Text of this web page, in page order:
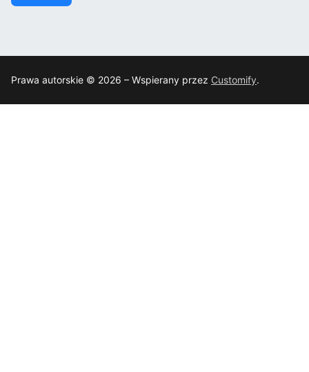
Prawa autorskie © 2026 – Wspierany przez Customify.